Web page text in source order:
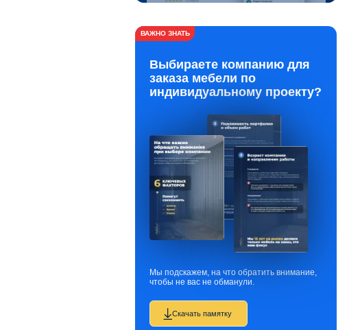
ВАЖНО ЗНАТЬ
Выбираете компанию для
заказа мебели по
индивидуальному проекту?
Мы подскажем, на что обратить внимание,
чтобы не вас не обманули.
Скачать памятку